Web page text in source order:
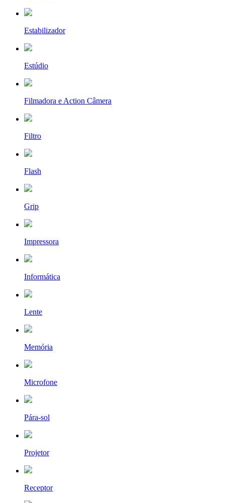
Estabilizador
Estúdio
Filmadora e Action Câmera
Filtro
Flash
Grip
Impressora
Informática
Lente
Memória
Microfone
Pára-sol
Projetor
Receptor